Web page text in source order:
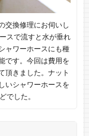
交換修理にお伺いし
スで流すと水が垂れ
ャワーホースにも種
です。今回は費用を
頂きました。ナット
いシャワーホースを
でした。